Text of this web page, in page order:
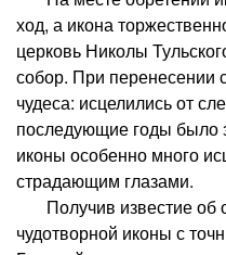
ход, а икона
церковь Николы
собор. При перенесении
чудеса: исцелились от
последующие годы было
иконы особенно много
страдающим глазами.
Получив известие об
чудотворной иконы с